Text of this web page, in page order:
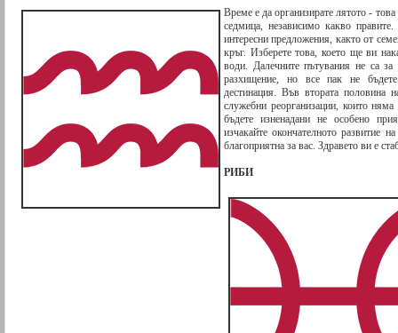
Време е да организирате лятото -
седмица, независимо какво
интересни предложения, както от
кръг. Изберете това, което ще ви
води. Далечните пътувания не са за
разхищение, но все пак не
дестинация. Във втората половина
служебни реорганизации, които
бъдете изненадани не особено
изчакайте окончателното развитие
благоприятна за вас. Здравето ви е
РИБИ